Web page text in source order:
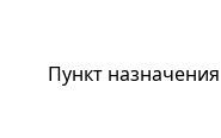
Пункт назначения